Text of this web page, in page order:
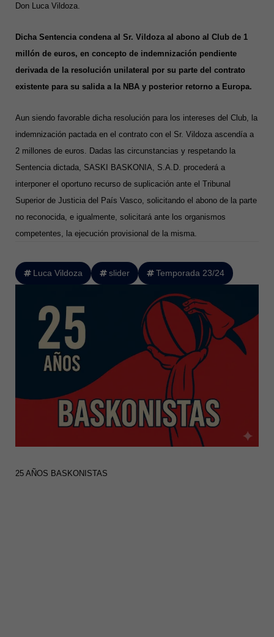
Don Luca Vildoza.
Dicha Sentencia condena al Sr. Vildoza al abono al Club de 1
millón de euros, en concepto de indemnización pendiente
derivada de la resolución unilateral por su parte del contrato
existente para su salida a la NBA y posterior retorno a Europa.
Aun siendo favorable dicha resolución para los intereses del Club, la
indemnización pactada en el contrato con el Sr. Vildoza ascendía a
2 millones de euros. Dadas las circunstancias y respetando la
Sentencia dictada, SASKI BASKONIA, S.A.D. procederá a
interponer el oportuno recurso de suplicación ante el Tribunal
Superior de Justicia del País Vasco, solicitando el abono de la parte
no reconocida, e igualmente, solicitará ante los organismos
competentes, la ejecución provisional de la misma.
Luca Vildoza slider Temporada 23/24
25 AÑOS BASKONISTAS